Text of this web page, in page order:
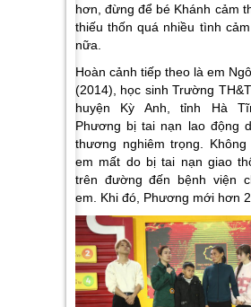
hơn, đừng để bé Khánh cảm
thiếu thốn quá nhiều tình
nữa.
Hoàn cảnh tiếp theo là em
(2014), học sinh Trường
huyện Kỳ Anh, tỉnh Hà
Phương bị tai nạn lao động
thương nghiêm trọng.
em mất do bị tai nạn giao
trên đường đến bệnh viện
em. Khi đó, Phương mới hơn 2